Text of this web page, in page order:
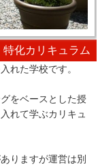
化カリキュラム
れた学校です。
をベースとした授
れて学ぶカリキュ
りますが運営は別